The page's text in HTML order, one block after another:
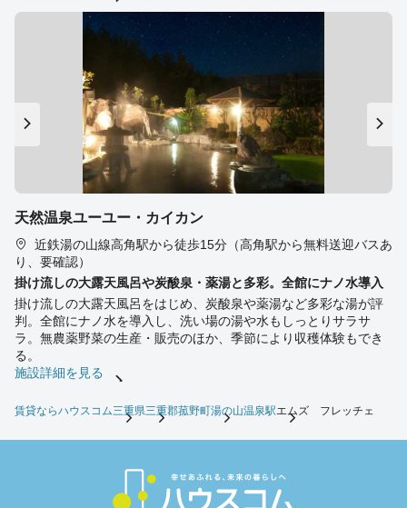
天然温泉ユーユー・カイカン
近鉄湯の山線高角駅から徒歩15分（高角駅から無料送迎バスあ
り、要確認）
掛け流しの大露天風呂や炭酸泉・薬湯と多彩。全館にナノ水導入
掛け流しの大露天風呂をはじめ、炭酸泉や薬湯など多彩な湯が評
判。全館にナノ水を導入し、洗い場の湯や水もしっとりサラサ
ラ。無農薬野菜の生産・販売のほか、季節により収穫体験もでき
る。
施設詳細を見る
賃貸ならハウスコム三重県三重郡菰野町湯の山温泉駅エムズ フレッチェ